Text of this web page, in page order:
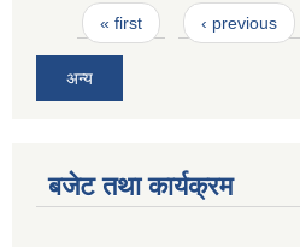
Pages
« first ‹ previous
अन्य
बजेट तथा कार्यक्रम